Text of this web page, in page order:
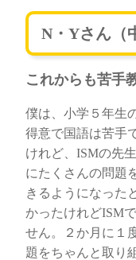
N・Yさん（
これからも苦手
僕は、小学５年生
得意で国語は苦手
けれど、ISMの先
にたくさんの問題
きるようになった
かったけれどISM
せん。２か月に１
題をちゃんと取り